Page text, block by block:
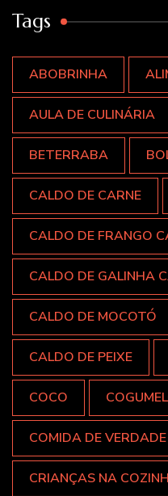
Tags
ABOBRINHA
AULA DE CULINÁRIA
BETERRABA
CALDO DE CARNE
CALDO DE FRANGO
CALDO DE GALINHA
CALDO DE MOCOTÓ
CALDO DE PEIXE
COCO
COMIDA DE VERDADE
CRIANÇAS NA